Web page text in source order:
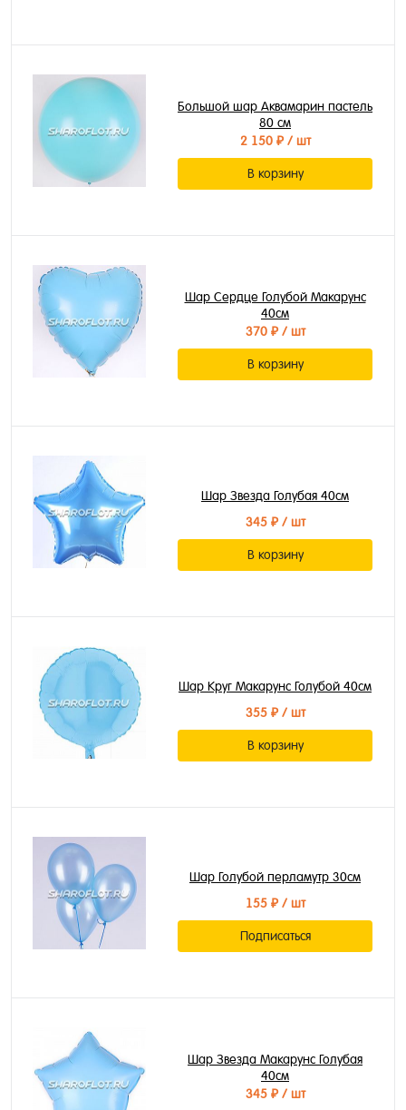
Большой шар Аквамарин пастель
80 см
2 150 ₽/ шт
В корзину
Шар Сердце Голубой Макарунс
40см
370 ₽/ шт
В корзину
Шар Звезда Голубая 40см
345 ₽/ шт
В корзину
Шар Круг Макарунс Голубой 40см
355 ₽/ шт
В корзину
Шар Голубой перламутр 30см
155 ₽/ шт
Подписаться
Шар Звезда Макарунс Голубая
40см
345 ₽/ шт